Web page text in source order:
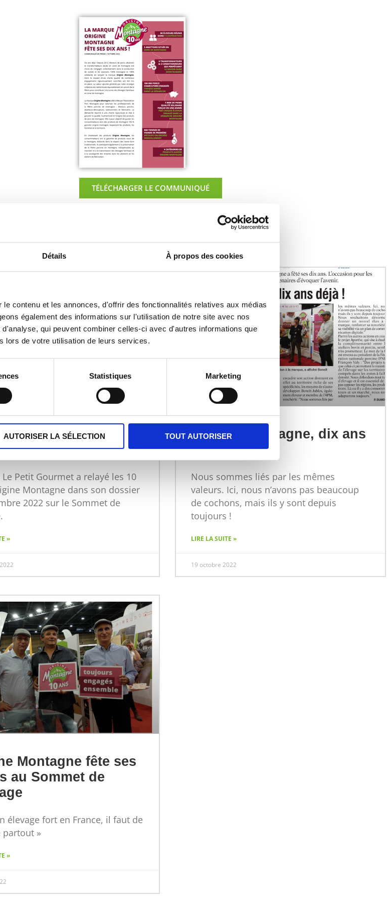
Détails À propos des cookies
contenu et les annonces, d'offrir des fonctionnalités relatives aux médias
également des informations sur l'utilisation de notre site avec nos
qui peuvent combiner celles-ci avec d'autres informations que
lors de votre utilisation de leurs services.
Statistiques Marketing
AUTORISER LA SÉLECTION TOUT AUTORISER
TÉLÉCHARGER LE COMMUNIQUÉ
dans le Petit
Le Petit Gourmet a relayé les 10
Montagne dans son dossier
2022 sur le Sommet de
»
Porc de Montagne, dix ans
déjà !
Nous sommes liés par les mêmes
valeurs. Ici, nous n’avons pas beaucoup
de cochons, mais ils y sont depuis
toujours !
LIRE LA SUITE »
19 octobre 2022
Montagne fête ses
au Sommet de
élevage fort en France, il faut de
partout »
»